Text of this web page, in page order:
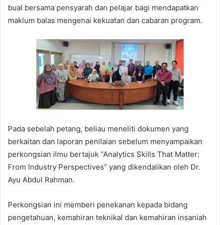
bual bersama pensyarah dan pelajar bagi mendapatkan
maklum balas mengenai kekuatan dan cabaran program.
Pada sebelah petang, beliau meneliti dokumen yang
berkaitan dan laporan penilaian sebelum menyampaikan
perkongsian ilmu bertajuk “Analytics Skills That Matter:
From Industry Perspectives” yang dikendalikan oleh Dr.
Ayu Abdul Rahman.
Perkongsian ini memberi penekanan kepada bidang
pengetahuan, kemahiran teknikal dan kemahiran insaniah